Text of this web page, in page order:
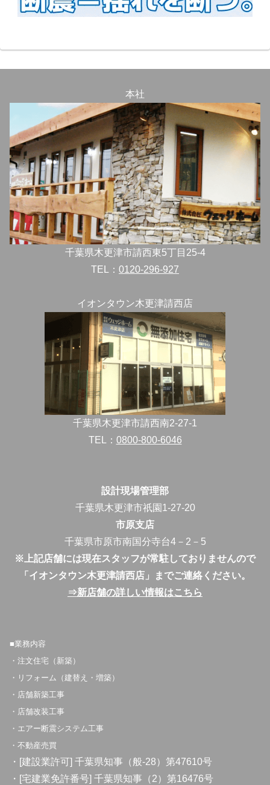
本社
千葉県木更津市請西東5丁目25-4
TEL： 0120-296-927
イオンタウン木更津請西店
千葉県木更津市請西南2-27-1
TEL： 0800-800-6046
設計現場管理部
千葉県木更津市祇園1-27-20
市原支店
千葉県市原市南国分寺台4－2－5
※上記店舗には現在スタッフが常駐しておりませんので
「イオンタウン木更津請西店」までご連絡ください。
⇒新店舗の詳しい情報はこちら
■業務内容
・注文住宅（新築）
・リフォーム（建替え・増築）
・店舗新築工事
・店舗改装工事
・エアー断震システム工事
・不動産売買
・[建設業許可] 千葉県知事（般-28）第47610号
・[宅建業免許番号] 千葉県知事（2）第16476号